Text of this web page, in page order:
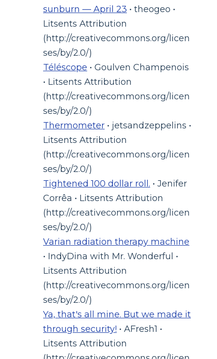
sunburn — April 23 • theogeo •
Litsents Attribution
(http://creativecommons.org/licen
ses/by/2.0/)
Téléscope • Goulven Champenois
• Litsents Attribution
(http://creativecommons.org/licen
ses/by/2.0/)
Thermometer • jetsandzeppelins •
Litsents Attribution
(http://creativecommons.org/licen
ses/by/2.0/)
Tightened 100 dollar roll. • Jenifer
Corrêa • Litsents Attribution
(http://creativecommons.org/licen
ses/by/2.0/)
Varian radiation therapy machine
• IndyDina with Mr. Wonderful •
Litsents Attribution
(http://creativecommons.org/licen
ses/by/2.0/)
Ya, that's all mine. But we made it
through security! • AFresh1 •
Litsents Attribution